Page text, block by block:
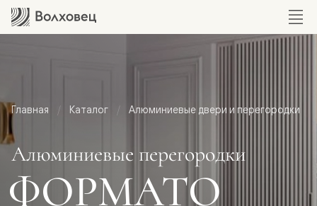
Главная Каталог Алюминиевые двери и перегородки
Алюминиевые перегородки
ФОРМАТО